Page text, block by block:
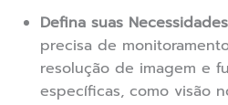
Defina suas
precisa de
resolução de imagem e
específicas, como visão